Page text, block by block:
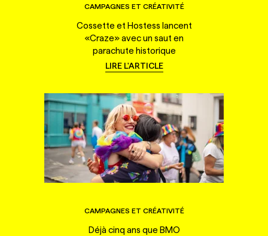
CAMPAGNES ET CRÉATIVITÉ
Cossette et Hostess lancent
«Craze» avec un saut en
parachute historique
LIRE L'ARTICLE
CAMPAGNES ET CRÉATIVITÉ
Déjà cinq ans que BMO